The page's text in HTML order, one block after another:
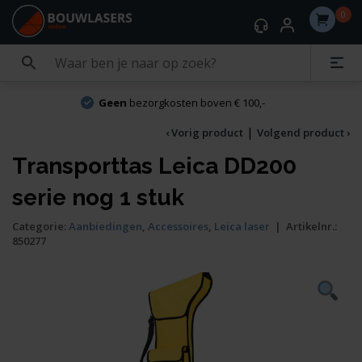
0
Geen bezorgkosten boven € 100,-
‹ Vorig product | Volgend product ›
Transporttas Leica DD200
serie nog 1 stuk
Categorie: Aanbiedingen, Accessoires, Leica laser | Artikelnr.:
850277